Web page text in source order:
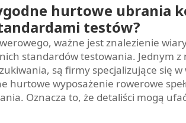
hurtowe ubrania
testów?
ważne jest znalezienie
standardów testowania. Jednym z
są firmy specjalizujące się
hurtowe wyposażenie rowerowe
Oznacza to, że detaliści mogą